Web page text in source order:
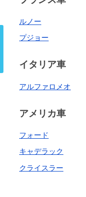
ルノー
プジョー
イタリア車
アルファロメオ
アメリカ車
フォード
キャデラック
クライスラー